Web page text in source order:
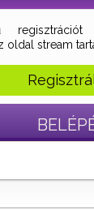
regisztrációt
oldal stream